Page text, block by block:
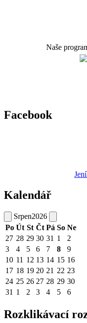
Naše
Facebook
Kalendář
Srpen2026
Po Út St Čt Pá So Ne
27 28 29 30 31 1
2
3
4 5 6 7 8
9
10 11 12 13 14 15 16
17 18 19 20 21 22 23
24 25 26 27 28 29 30
31 1 2 3 4 5 6
Rozklikávací